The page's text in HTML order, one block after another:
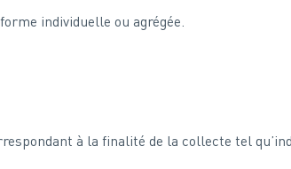
individuelle ou agrégée.
à la finalité de la collecte tel